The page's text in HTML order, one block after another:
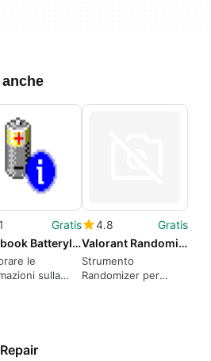
Gratis
Notebook BatteryInfo
le
sulla
4.8
Gratis
Valorant Randomizer
Strumento
Randomizer per